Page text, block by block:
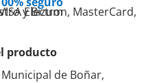
producto
de Boñar,